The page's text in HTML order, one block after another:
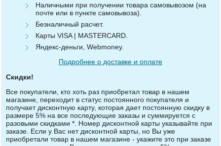
Наличными при получении товара самовывозом (на
почте или в пункте самовывоза).
Безналичный расчет.
Карты VISA | MASTERCARD.
Яндекс-деньги, Webmoney.
Подробнее о доставке и оплате
Скидки!
Все покупатели, кто хоть раз приобретал товар в нашем
магазине, переходит в статус постоянного покупателя и
получает дисконтную карту, которая дает постоянную скидку в
размере 5% на все последующие заказы и суммируется с
разовыми скидками *. Номер дисконтной карты указывайте при
заказе. Если у Вас нет дисконтной карты, но Вы уже
приобретали товар в нашем магазине - укажите это при заказе